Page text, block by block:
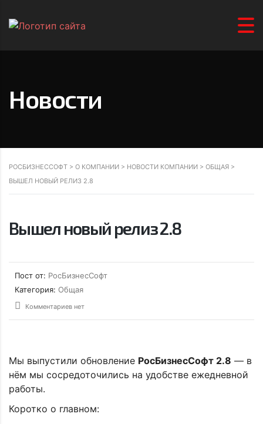
Новости
РОСБИЗНЕССОФТ > О КОМПАНИИ > НОВОСТИ КОМПАНИИ > ОБЩАЯ >
ВЫШЕЛ НОВЫЙ РЕЛИЗ 2.8
Вышел новый релиз 2.8
Пост от: РосБизнесСофт
Категория: Общая
Комментариев нет
Мы выпустили обновление РосБизнесСофт 2.8 — в
нём мы сосредоточились на удобстве ежедневной
работы.
Коротко о главном: